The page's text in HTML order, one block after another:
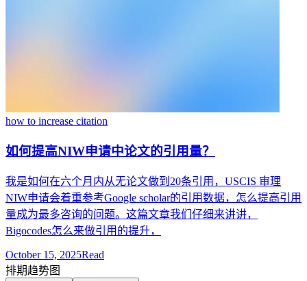
how to increase citation
如何提高NIW申请中论文的引用量？
我是如何在六个月内从无论文做到20条引用，USCIS 审理
NIW申请会着重参考Google scholar的引用数据，怎么提高引用
量成为最多咨询的问题。这篇文章我们仔细来讲讲，
Bigocodes怎么来做引用的提升，
October 15, 2025Read
排期趋势图